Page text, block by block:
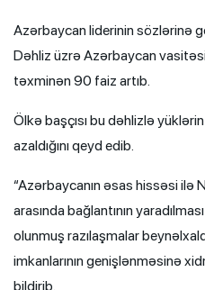
Azərbaycan liderinin sözlərinə
Dəhliz üzrə Azərbaycan
təxminən 90 faiz artıb.
Ölkə başçısı bu dəhlizlə yüklərin
azaldığını qeyd edib.
“Azərbaycanın əsas hissəsi ilə
arasında bağlantının
olunmuş razılaşmalar
imkanlarının genişlənməsinə
bildirib.